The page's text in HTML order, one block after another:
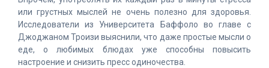
или грустных мыслей не очень полезно для здоровья.
Исследователи из Университета Баффоло во главе с
Джоджаном Троизи выяснили, что даже простые мысли о
еде, о любимых блюдах уже способны повысить
настроение и снизить пресс одиночества.